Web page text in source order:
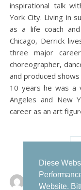
inspirational talk
York City. Living in
as a life coach
Chicago, Derrick
three major
choreographer,
and produced
10 years he was a
Angeles and New
career as an art
Kristina Spitzley
Diese
Website.